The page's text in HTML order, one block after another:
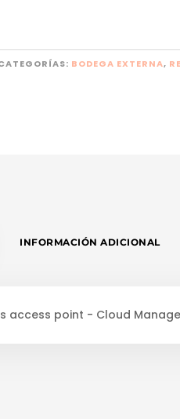
BODEGA EXTERNA,
INFORMACIÓN ADICIONAL
access point - Cloud